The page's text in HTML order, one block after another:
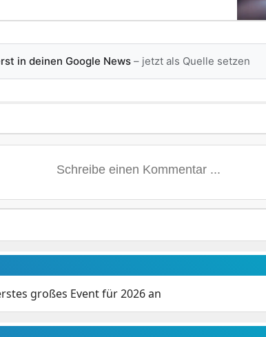
in deinen Google News– jetzt als Quelle setzen
großes Event für 2026 an